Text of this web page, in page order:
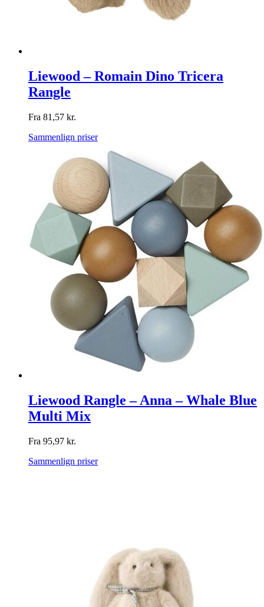
Liewood – Romain Dino Tricera
Rangle
Fra 81,57 kr.
Sammenlign priser
Liewood Rangle – Anna – Whale Blue
Multi Mix
Fra 95,97 kr.
Sammenlign priser